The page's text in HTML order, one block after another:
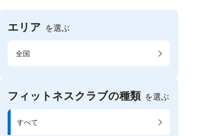
エリア を選ぶ
全国
フィットネスクラブの種類 を選ぶ
すべて